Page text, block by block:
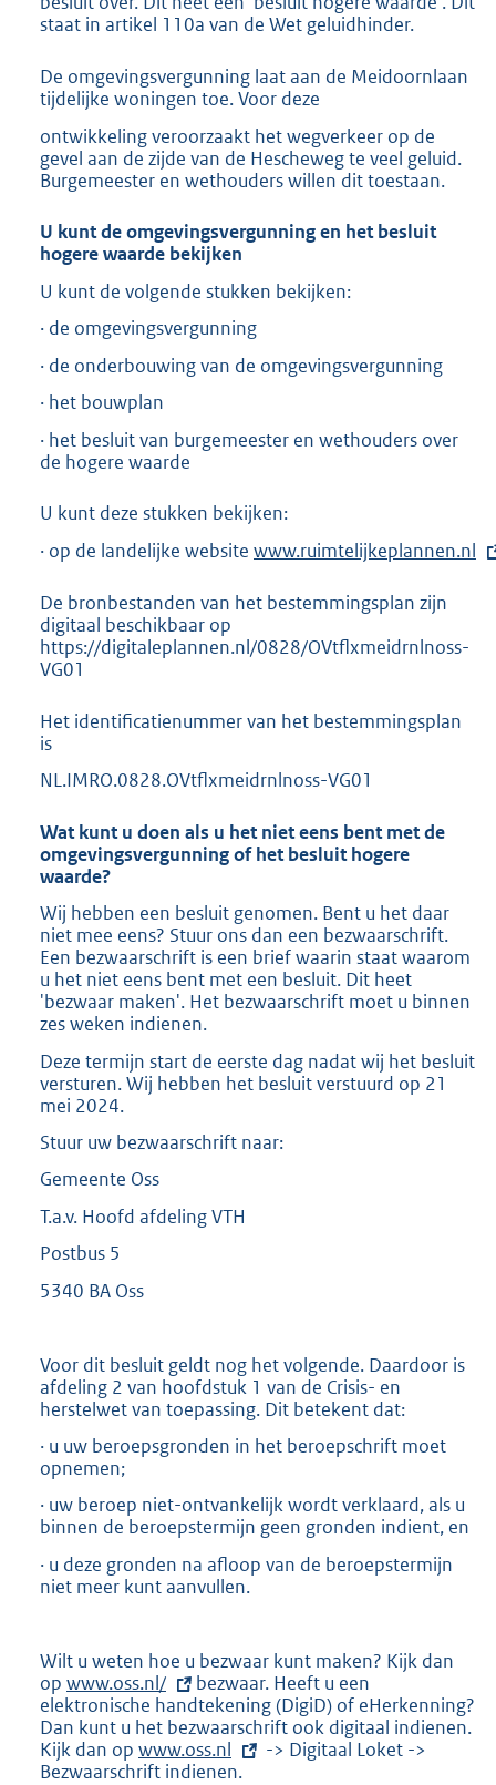
staat in artikel 110a van de Wet geluidhinder.
De omgevingsvergunning laat aan de Meidoornlaan
tijdelijke woningen toe. Voor deze
ontwikkeling veroorzaakt het wegverkeer op de
gevel aan de zijde van de Hescheweg te veel geluid.
Burgemeester en wethouders willen dit toestaan.
U kunt de omgevingsvergunning en het besluit
hogere waarde bekijken
U kunt de volgende stukken bekijken:
· de omgevingsvergunning
· de onderbouwing van de omgevingsvergunning
· het bouwplan
· het besluit van burgemeester en wethouders over
de hogere waarde
U kunt deze stukken bekijken:
· op de landelijke website E
t
e
r
n
i
k
:
www.ruimtelijkeplannen.nl
De bronbestanden van het bestemmingsplan zijn
digitaal beschikbaar op
https://digitaleplannen.nl/0828/OVtflxmeidrnlnoss-
VG01
Het identificatienummer van het bestemmingsplan
is
NL.IMRO.0828.OVtflxmeidrnlnoss-VG01
Wat kunt u doen als u het niet eens bent met de
omgevingsvergunning of het besluit hogere
waarde?
Wij hebben een besluit genomen. Bent u het daar
niet mee eens? Stuur ons dan een bezwaarschrift.
Een bezwaarschrift is een brief waarin staat waarom
u het niet eens bent met een besluit. Dit heet
'bezwaar maken'. Het bezwaarschrift moet u binnen
zes weken indienen.
Deze termijn start de eerste dag nadat wij het besluit
versturen. Wij hebben het besluit verstuurd op 21
mei 2024.
Stuur uw bezwaarschrift naar:
Gemeente Oss
T.a.v. Hoofd afdeling VTH
Postbus 5
5340 BA Oss
Voor dit besluit geldt nog het volgende. Daardoor is
afdeling 2 van hoofdstuk 1 van de Crisis- en
herstelwet van toepassing. Dit betekent dat:
· u uw beroepsgronden in het beroepschrift moet
opnemen;
· uw beroep niet-ontvankelijk wordt verklaard, als u
binnen de beroepstermijn geen gronden indient, en
· u deze gronden na afloop van de beroepstermijn
niet meer kunt aanvullen.
Wilt u weten hoe u bezwaar kunt maken? Kijk dan
op E
x
t
e
r
www.oss.nl/
bezwaar. Heeft u een
elektronische handtekening (DigiD) of eHerkenning?
Dan kunt u het bezwaarschrift ook digitaal indienen.
Kijk dan op E
x
www.oss.nl
-> Digitaal Loket ->
Bezwaarschrift indienen.